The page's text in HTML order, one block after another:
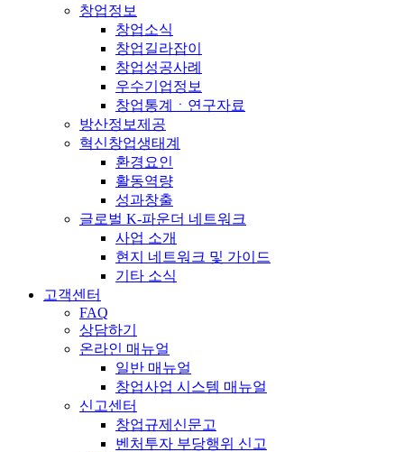
창업정보
창업소식
창업길라잡이
창업성공사례
우수기업정보
창업통계ㆍ연구자료
방산정보제공
혁신창업생태계
환경요인
활동역량
성과창출
글로벌 K-파운더 네트워크
사업 소개
현지 네트워크 및 가이드
기타 소식
고객센터
FAQ
상담하기
온라인 매뉴얼
일반 매뉴얼
창업사업 시스템 매뉴얼
신고센터
창업규제신문고
벤처투자 부당행위 신고